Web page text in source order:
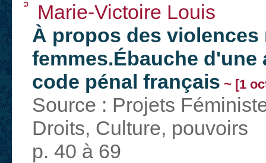
Marie-Victoire Louis
À propos des
femmes.Ébauche
code pénal français ~ [1
Source : Projets
Droits, Culture, pouvoirs
p. 40 à 69